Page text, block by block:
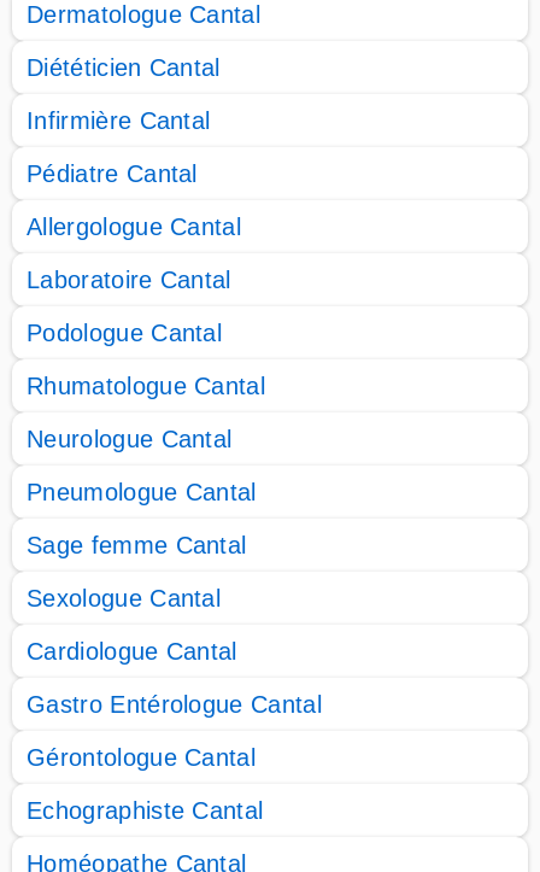
Dermatologue Cantal
Diététicien Cantal
Infirmière Cantal
Pédiatre Cantal
Allergologue Cantal
Laboratoire Cantal
Podologue Cantal
Rhumatologue Cantal
Neurologue Cantal
Pneumologue Cantal
Sage femme Cantal
Sexologue Cantal
Cardiologue Cantal
Gastro Entérologue Cantal
Gérontologue Cantal
Echographiste Cantal
Homéopathe Cantal